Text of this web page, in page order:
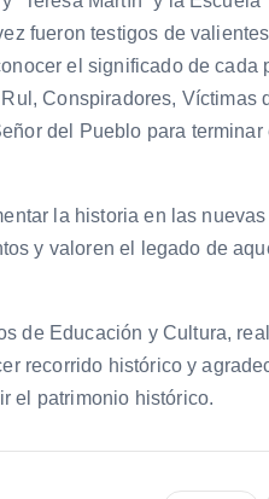
fueron testigos de
el significado de cada
Conspiradores, Víctimas
del Pueblo para
la historia en las
y valoren el legado de
de Educación y Cultura,
recorrido histórico y
el patrimonio histórico.